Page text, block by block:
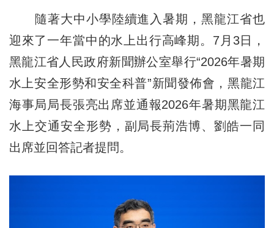
隨著大中小學陸續進入暑期，黑龍江省也
迎來了一年當中的水上出行高峰期。7月3日，
黑龍江省人民政府新聞辦公室舉行“2026年暑期
水上安全形勢和安全科普”新聞發佈會，黑龍江
海事局局長張亮出席並通報2026年暑期黑龍江
水上交通安全形勢，副局長荊浩博、劉皓一同
出席並回答記者提問。